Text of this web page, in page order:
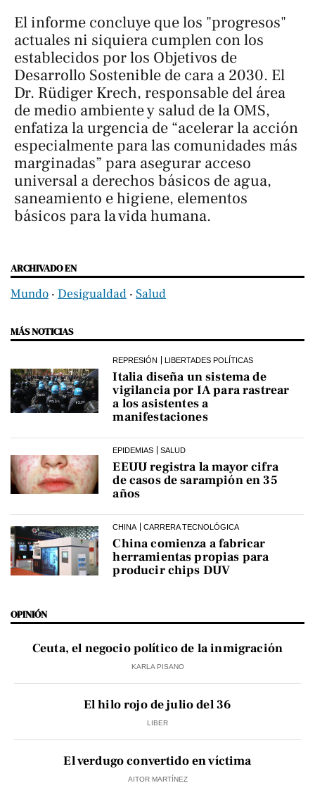
El informe concluye que los "progresos"
actuales ni siquiera cumplen con los
establecidos por los Objetivos de
Desarrollo Sostenible de cara a 2030. El
Dr. Rüdiger Krech, responsable del área
de medio ambiente y salud de la OMS,
enfatiza la urgencia de “acelerar la acción
especialmente para las comunidades más
marginadas” para asegurar acceso
universal a derechos básicos de agua,
saneamiento e higiene, elementos
básicos para la vida humana.
ARCHIVADO EN
Mundo ‧ Desigualdad ‧ Salud
MÁS NOTICIAS
REPRESIÓN LIBERTADES POLÍTICAS
Italia diseña un sistema de
vigilancia por IA para rastrear
a los asistentes a
manifestaciones
EPIDEMIAS SALUD
EEUU registra la mayor cifra
de casos de sarampión en 35
años
CHINA CARRERA TECNOLÓGICA
China comienza a fabricar
herramientas propias para
producir chips DUV
OPINIÓN
Ceuta, el negocio político de la inmigración
KARLA PISANO
El hilo rojo de julio del 36
LIBER
El verdugo convertido en víctima
AITOR MARTÍNEZ